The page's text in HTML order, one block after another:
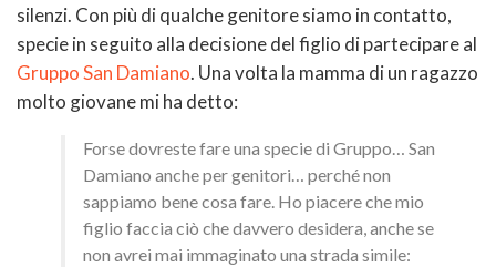
silenzi. Con più di qualche genitore siamo in contatto,
specie in seguito alla decisione del figlio di partecipare al
Gruppo San Damiano. Una volta la mamma di un ragazzo
molto giovane mi ha detto:
Forse dovreste fare una specie di Gruppo… San
Damiano anche per genitori… perché non
sappiamo bene cosa fare. Ho piacere che mio
figlio faccia ciò che davvero desidera, anche se
non avrei mai immaginato una strada simile: